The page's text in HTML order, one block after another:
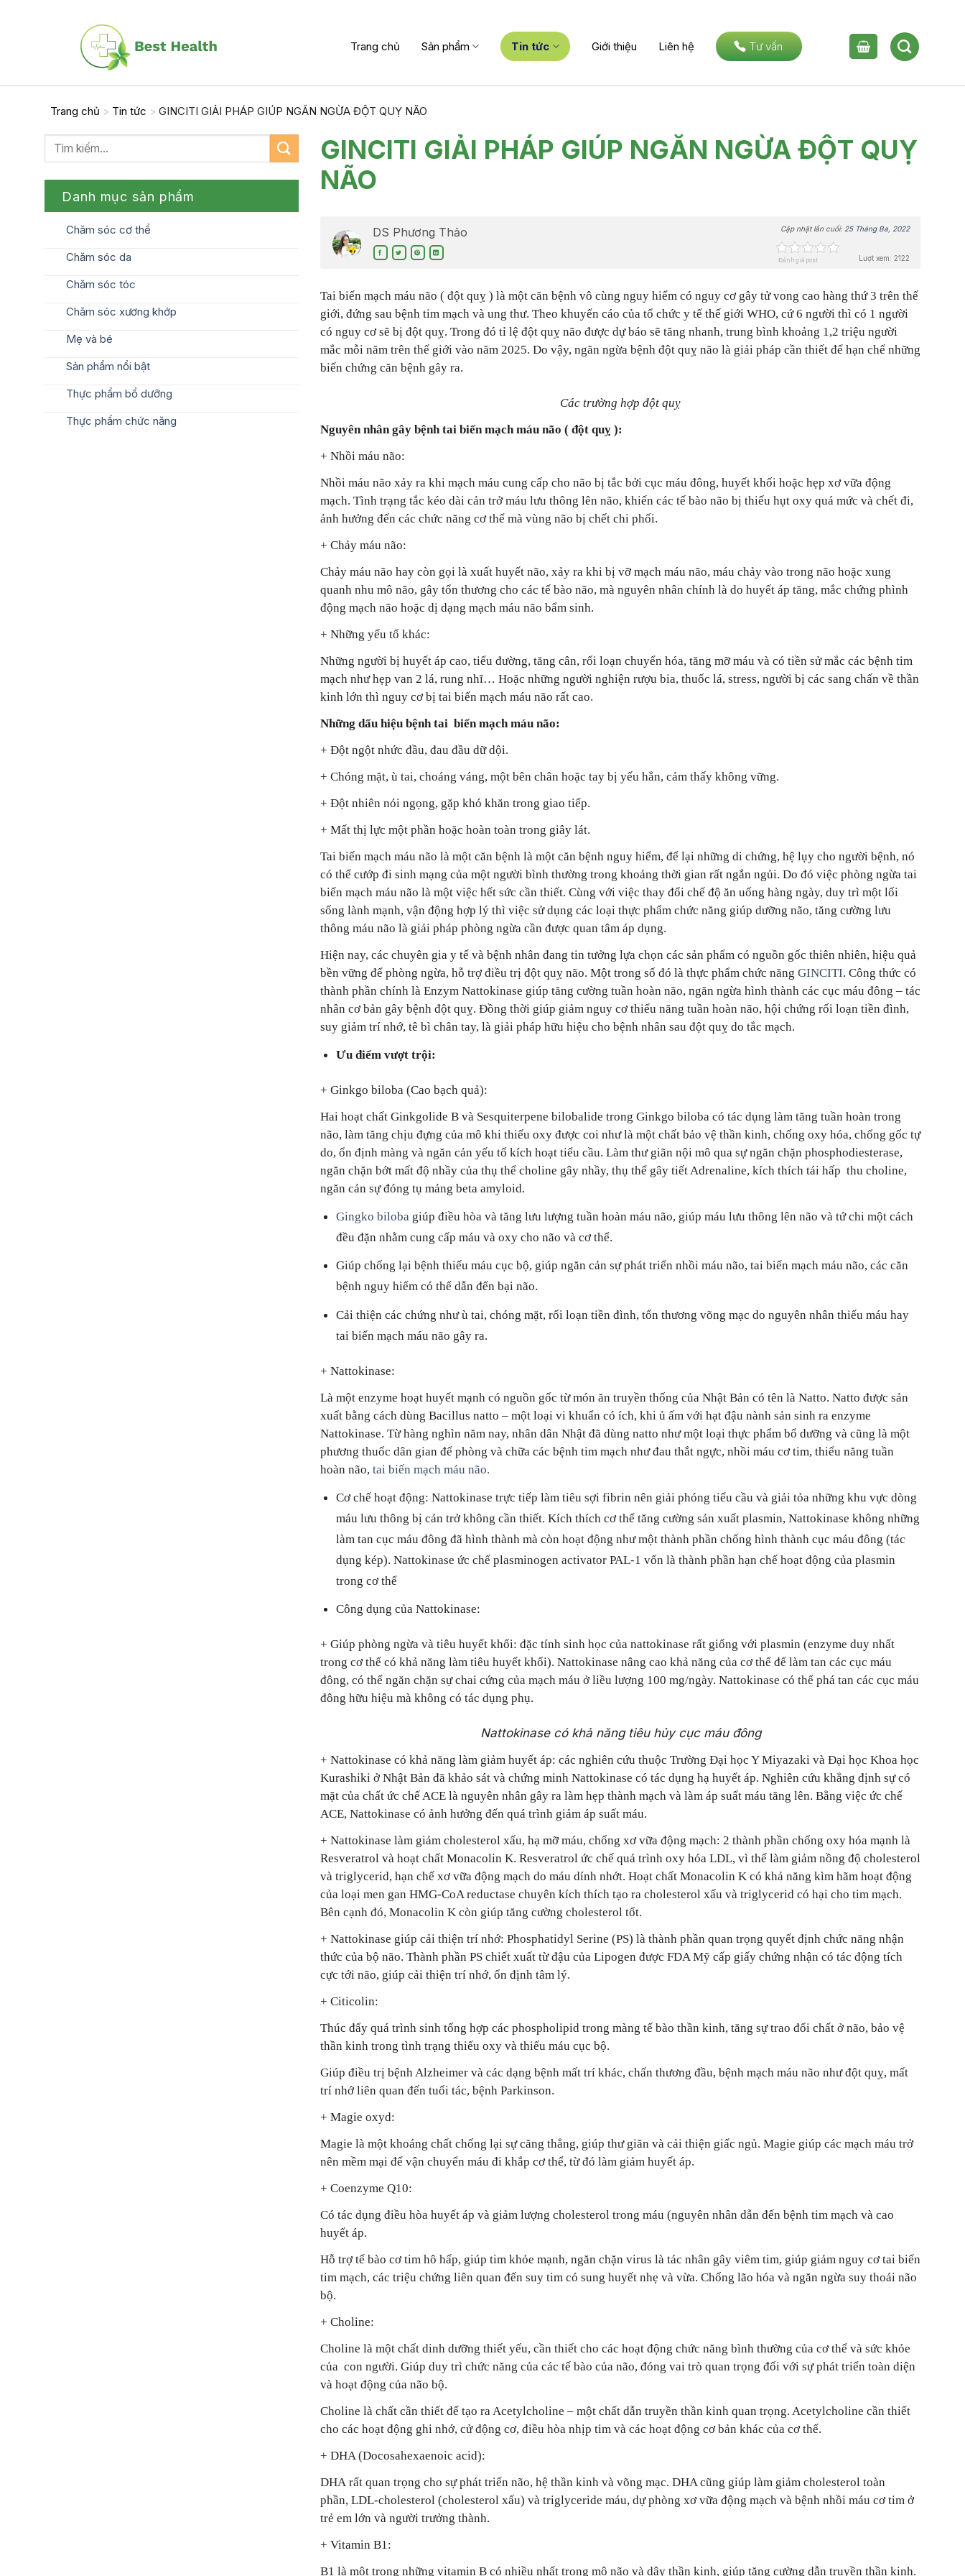
Trang chủ Sản phẩm Tin tức Giới thiệu Liên hệ Tư vấn
Trang chủ > Tin tức > GINCITI GIẢI PHÁP GIÚP NGĂN NGỪA ĐỘT QUỴ NÃO
Danh mục sản phẩm
Chăm sóc cơ thể
Chăm sóc da
Chăm sóc tóc
Chăm sóc xương khớp
Mẹ và bé
Sản phẩm nổi bật
Thực phẩm bổ dưỡng
Thực phẩm chức năng
GINCITI GIẢI PHÁP GIÚP NGĂN NGỪA ĐỘT QUỴ
NÃO
DS Phương Thảo Cập nhật lần cuối: 25 Tháng Ba, 2022
Đánh giá post Lượt xem: 2122
Tai biến mạch máu não ( đột quỵ ) là một căn bệnh vô cùng nguy hiểm có nguy cơ gây tử vong cao hàng thứ 3 trên thế
giới, đứng sau bệnh tim mạch và ung thư. Theo khuyến cáo của tổ chức y tế thế giới WHO, cứ 6 người thì có 1 người
có nguy cơ sẽ bị đột quỵ. Trong đó tỉ lệ đột quỵ não được dự báo sẽ tăng nhanh, trung bình khoảng 1,2 triệu người
mắc mỗi năm trên thế giới vào năm 2025. Do vậy, ngăn ngừa bệnh đột quỵ não là giải pháp cần thiết để hạn chế những
biến chứng căn bệnh gây ra.
Các trường hợp đột quỵ
Nguyên nhân gây bệnh tai biến mạch máu não ( đột quỵ ):
+ Nhồi máu não:
Nhồi máu não xảy ra khi mạch máu cung cấp cho não bị tắc bởi cục máu đông, huyết khối hoặc hẹp xơ vữa động
mạch. Tình trạng tắc kéo dài cản trở máu lưu thông lên não, khiến các tế bào não bị thiếu hụt oxy quá mức và chết đi,
ảnh hưởng đến các chức năng cơ thể mà vùng não bị chết chi phối.
+ Chảy máu não:
Chảy máu não hay còn gọi là xuất huyết não, xảy ra khi bị vỡ mạch máu não, máu chảy vào trong não hoặc xung
quanh nhu mô não, gây tổn thương cho các tế bào não, mà nguyên nhân chính là do huyết áp tăng, mắc chứng phình
động mạch não hoặc dị dạng mạch máu não bẩm sinh.
+ Những yếu tố khác:
Những người bị huyết áp cao, tiểu đường, tăng cân, rối loạn chuyển hóa, tăng mỡ máu và có tiền sử mắc các bệnh tim
mạch như hẹp van 2 lá, rung nhĩ… Hoặc những người nghiện rượu bia, thuốc lá, stress, người bị các sang chấn về thần
kinh lớn thì nguy cơ bị tai biến mạch máu não rất cao.
Những dấu hiệu bệnh tai biến mạch máu não:
+ Đột ngột nhức đầu, đau đầu dữ dội.
+ Chóng mặt, ù tai, choáng váng, một bên chân hoặc tay bị yếu hẳn, cảm thấy không vững.
+ Đột nhiên nói ngọng, gặp khó khăn trong giao tiếp.
+ Mất thị lực một phần hoặc hoàn toàn trong giây lát.
Tai biến mạch máu não là một căn bệnh là một căn bệnh nguy hiểm, để lại những di chứng, hệ lụy cho người bệnh, nó
có thể cướp đi sinh mạng của một người bình thường trong khoảng thời gian rất ngắn ngủi. Do đó việc phòng ngừa tai
biến mạch máu não là một việc hết sức cần thiết. Cùng với việc thay đổi chế độ ăn uống hàng ngày, duy trì một lối
sống lành mạnh, vận động hợp lý thì việc sử dụng các loại thực phẩm chức năng giúp dưỡng não, tăng cường lưu
thông máu não là giải pháp phòng ngừa cần được quan tâm áp dụng.
Hiện nay, các chuyên gia y tế và bệnh nhân đang tin tưởng lựa chọn các sản phẩm có nguồn gốc thiên nhiên, hiệu quả
bền vững để phòng ngừa, hỗ trợ điều trị đột quỵ não. Một trong số đó là thực phẩm chức năng GINCITI. Công thức có
thành phần chính là Enzym Nattokinase giúp tăng cường tuần hoàn não, ngăn ngừa hình thành các cục máu đông – tác
nhân cơ bản gây bệnh đột quỵ. Đồng thời giúp giảm nguy cơ thiểu năng tuần hoàn não, hội chứng rối loạn tiền đình,
suy giảm trí nhớ, tê bì chân tay, là giải pháp hữu hiệu cho bệnh nhân sau đột quỵ do tắc mạch.
Ưu điểm vượt trội:
+ Ginkgo biloba (Cao bạch quả):
Hai hoạt chất Ginkgolide B và Sesquiterpene bilobalide trong Ginkgo biloba có tác dụng làm tăng tuần hoàn trong
não, làm tăng chịu đựng của mô khi thiếu oxy được coi như là một chất bảo vệ thần kinh, chống oxy hóa, chống gốc tự
do, ổn định màng và ngăn cản yếu tố kích hoạt tiểu cầu. Làm thư giãn nội mô qua sự ngăn chặn phosphodiesterase,
ngăn chặn bớt mất độ nhầy của thụ thể choline gây nhầy, thụ thể gây tiết Adrenaline, kích thích tái hấp thu choline,
ngăn cản sự đóng tụ mảng beta amyloid.
Gingko biloba giúp điều hòa và tăng lưu lượng tuần hoàn máu não, giúp máu lưu thông lên não và tứ chi một cách
đều đặn nhằm cung cấp máu và oxy cho não và cơ thể.
Giúp chống lại bệnh thiếu máu cục bộ, giúp ngăn cản sự phát triển nhồi máu não, tai biến mạch máu não, các căn
bệnh nguy hiểm có thể dẫn đến bại não.
Cải thiện các chứng như ù tai, chóng mặt, rối loạn tiền đình, tổn thương võng mạc do nguyên nhân thiếu máu hay
tai biến mạch máu não gây ra.
+ Nattokinase:
Là một enzyme hoạt huyết mạnh có nguồn gốc từ món ăn truyền thống của Nhật Bản có tên là Natto. Natto được sản
xuất bằng cách dùng Bacillus natto – một loại vi khuẩn có ích, khi ủ ấm với hạt đậu nành sản sinh ra enzyme
Nattokinase. Từ hàng nghìn năm nay, nhân dân Nhật đã dùng natto như một loại thực phẩm bổ dưỡng và cũng là một
phương thuốc dân gian để phòng và chữa các bệnh tim mạch như đau thắt ngực, nhồi máu cơ tim, thiểu năng tuần
hoàn não, tai biến mạch máu não.
Cơ chế hoạt động: Nattokinase trực tiếp làm tiêu sợi fibrin nên giải phóng tiểu cầu và giải tỏa những khu vực dòng
máu lưu thông bị cản trở không cần thiết. Kích thích cơ thể tăng cường sản xuất plasmin, Nattokinase không những
làm tan cục máu đông đã hình thành mà còn hoạt động như một thành phần chống hình thành cục máu đông (tác
dụng kép). Nattokinase ức chế plasminogen activator PAL-1 vốn là thành phần hạn chế hoạt động của plasmin
trong cơ thể
Công dụng của Nattokinase:
+ Giúp phòng ngừa và tiêu huyết khối: đặc tính sinh học của nattokinase rất giống với plasmin (enzyme duy nhất
trong cơ thể có khả năng làm tiêu huyết khối). Nattokinase nâng cao khả năng của cơ thể để làm tan các cục máu
đông, có thể ngăn chặn sự chai cứng của mạch máu ở liều lượng 100 mg/ngày. Nattokinase có thể phá tan các cục máu
đông hữu hiệu mà không có tác dụng phụ.
Nattokinase có khả năng tiêu hủy cục máu đông
+ Nattokinase có khả năng làm giảm huyết áp: các nghiên cứu thuộc Trường Đại học Y Miyazaki và Đại học Khoa học
Kurashiki ở Nhật Bản đã khảo sát và chứng minh Nattokinase có tác dụng hạ huyết áp. Nghiên cứu khẳng định sự có
mặt của chất ức chế ACE là nguyên nhân gây ra làm hẹp thành mạch và làm áp suất máu tăng lên. Bằng việc ức chế
ACE, Nattokinase có ảnh hưởng đến quá trình giảm áp suất máu.
+ Nattokinase làm giảm cholesterol xấu, hạ mỡ máu, chống xơ vữa động mạch: 2 thành phần chống oxy hóa mạnh là
Resveratrol và hoạt chất Monacolin K. Resveratrol ức chế quá trình oxy hóa LDL, vì thế làm giảm nồng độ cholesterol
và triglycerid, hạn chế xơ vữa động mạch do máu dính nhớt. Hoạt chất Monacolin K có khả năng kìm hãm hoạt động
của loại men gan HMG-CoA reductase chuyên kích thích tạo ra cholesterol xấu và triglycerid có hại cho tim mạch.
Bên cạnh đó, Monacolin K còn giúp tăng cường cholesterol tốt.
+ Nattokinase giúp cải thiện trí nhớ: Phosphatidyl Serine (PS) là thành phần quan trọng quyết định chức năng nhận
thức của bộ não. Thành phần PS chiết xuất từ đậu của Lipogen được FDA Mỹ cấp giấy chứng nhận có tác động tích
cực tới não, giúp cải thiện trí nhớ, ổn định tâm lý.
+ Citicolin:
Thúc đẩy quá trình sinh tổng hợp các phospholipid trong màng tế bào thần kinh, tăng sự trao đổi chất ở não, bảo vệ
thần kinh trong tình trạng thiếu oxy và thiếu máu cục bộ.
Giúp điều trị bệnh Alzheimer và các dạng bệnh mất trí khác, chấn thương đầu, bệnh mạch máu não như đột quỵ, mất
trí nhớ liên quan đến tuổi tác, bệnh Parkinson.
+ Magie oxyd:
Magie là một khoáng chất chống lại sự căng thẳng, giúp thư giãn và cải thiện giấc ngủ. Magie giúp các mạch máu trở
nên mềm mại để vận chuyển máu đi khắp cơ thể, từ đó làm giảm huyết áp.
+ Coenzyme Q10:
Có tác dụng điều hòa huyết áp và giảm lượng cholesterol trong máu (nguyên nhân dẫn đến bệnh tim mạch và cao
huyết áp.
Hỗ trợ tế bào cơ tim hô hấp, giúp tim khỏe mạnh, ngăn chặn virus là tác nhân gây viêm tim, giúp giảm nguy cơ tai biến
tim mạch, các triệu chứng liên quan đến suy tim có sung huyết nhẹ và vừa. Chống lão hóa và ngăn ngừa suy thoái não
bộ.
+ Choline:
Choline là một chất dinh dưỡng thiết yếu, cần thiết cho các hoạt động chức năng bình thường của cơ thể và sức khỏe
của con người. Giúp duy trì chức năng của các tế bào của não, đóng vai trò quan trọng đối với sự phát triển toàn diện
và hoạt động của não bộ.
Choline là chất cần thiết để tạo ra Acetylcholine – một chất dẫn truyền thần kinh quan trọng. Acetylcholine cần thiết
cho các hoạt động ghi nhớ, cử động cơ, điều hòa nhịp tim và các hoạt động cơ bản khác của cơ thể.
+ DHA (Docosahexaenoic acid):
DHA rất quan trọng cho sự phát triển não, hệ thần kinh và võng mạc. DHA cũng giúp làm giảm cholesterol toàn
phần, LDL-cholesterol (cholesterol xấu) và triglyceride máu, dự phòng xơ vữa động mạch và bệnh nhồi máu cơ tim ở
trẻ em lớn và người trưởng thành.
+ Vitamin B1:
B1 là một trong những vitamin B có nhiều nhất trong mô não và dây thần kinh, giúp tăng cường dẫn truyền thần kinh.